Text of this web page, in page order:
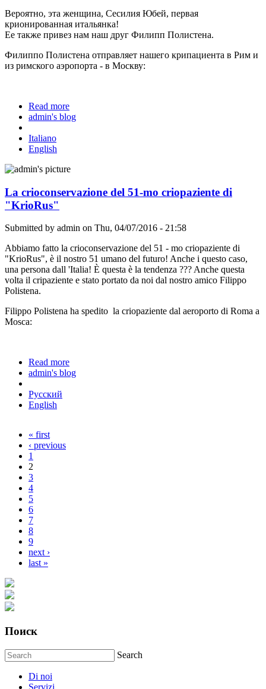
Вероятно, эта женщина, Сесилия Юбей, первая
крионированная итальянка!
Ее также привез нам наш друг Филипп Полистена.
Филиппо Полистена отправляет нашего крипациента в Рим и
из римского аэропорта - в Москву:
Read more
Италии!
admin's blog
Italiano
English
La crioconservazione del 51-mo criopaziente di
"KrioRus"
Submitted by admin on Thu, 04/07/2016 - 21:58
Abbiamo fatto la crioconservazione del 51 - mo criopaziente di
"KrioRus", è il nostro 51 umano del futuro! Anche i questo caso,
una persona dall 'Italia! È questa è la tendenza ??? Anche questa
volta il cripaziente e stato portato da noi dal nostro amico Filippo
Polistena.
Filippo Polistena ha spedito la criopaziente dal aeroporto di Roma a
Mosca:
Read more
di "KrioRus"
admin's blog
Русский
English
Pages« first
‹ previous
1
2
3
4
5
6
7
8
9
next ›
last »
Поиск
Search
Di noi
Servizi